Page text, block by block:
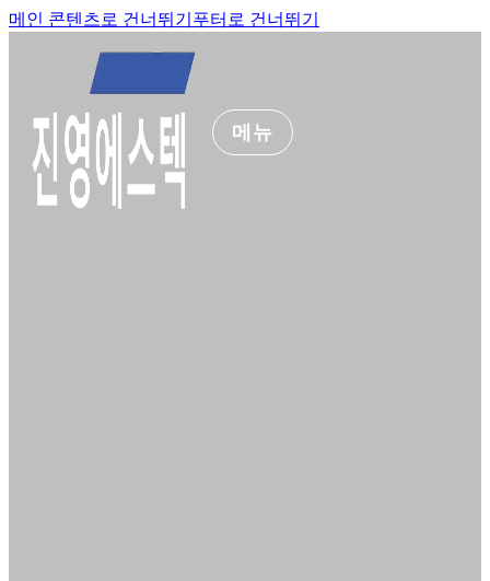
메인 콘텐츠로 건너뛰기 푸터로 건너뛰기
메뉴